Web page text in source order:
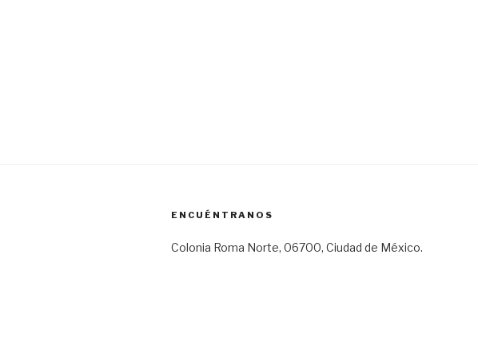
ENCUÉNTRANOS
Colonia Roma Norte, 06700, Ciudad de México.